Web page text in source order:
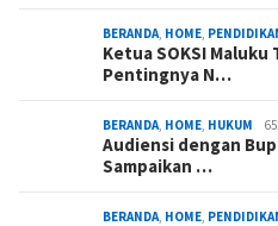
BERANDA HOME
Ketua SOKSI Maluku
Pentingnya N…
BERANDA HOME HUKUM
Audiensi dengan
Sampaikan …
BERANDA HOME